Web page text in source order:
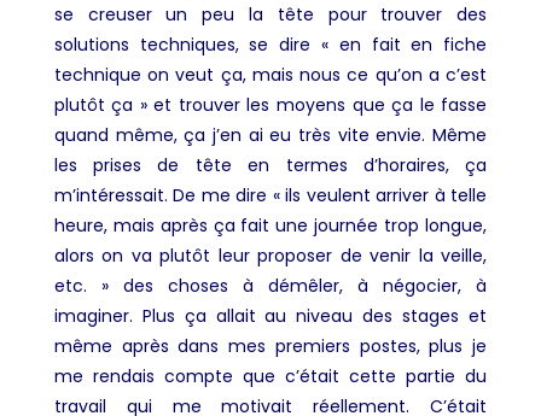
se creuser un peu la tête pour trouver des
solutions techniques, se dire « en fait en fiche
technique on veut ça, mais nous ce qu’on a c’est
plutôt ça » et trouver les moyens que ça le fasse
quand même, ça j’en ai eu très vite envie. Même
les prises de tête en termes d’horaires, ça
m’intéressait. De me dire « ils veulent arriver à telle
heure, mais après ça fait une journée trop longue,
alors on va plutôt leur proposer de venir la veille,
etc. » des choses à démêler, à négocier, à
imaginer. Plus ça allait au niveau des stages et
même après dans mes premiers postes, plus je
me rendais compte que c’était cette partie du
travail qui me motivait réellement. C’était